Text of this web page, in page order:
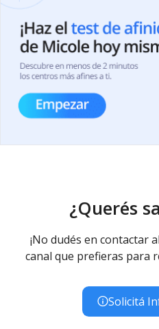
¿Querés
¡No dudés en contactar
canal que prefieras para
Solicitá